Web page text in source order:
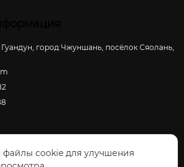
город Чжуншань, посёлок Сяолань,
cookie для улучшения